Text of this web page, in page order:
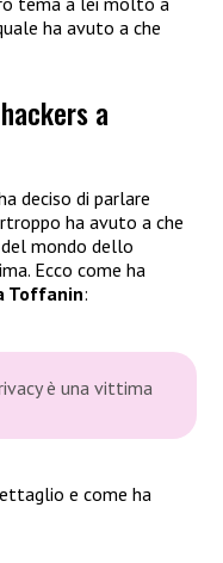
ha avuto a che
a
deciso di parlare
ha avuto a che
mondo dello
Ecco come ha
Toffanin:
è una vittima
e come ha